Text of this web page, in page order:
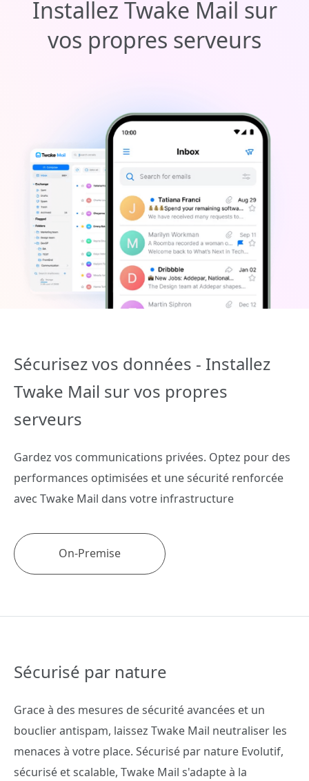
Installez Twake Mail sur
vos propres serveurs
Sécurisez vos données - Installez
Twake Mail survos propres
serveurs
Gardez vos communications privées. Optez pour des
performances optimisées et une sécurité renforcée
avec Twake Mail dans votre infrastructure
On-Premise
Sécurisé par nature
Grace à des mesures de sécurité avancées et un
bouclier antispam, laissez Twake Mail neutraliser les
menaces à votre place. Sécurisé par nature Evolutif,
sécurisé et scalable, Twake Mail s'adapte à la